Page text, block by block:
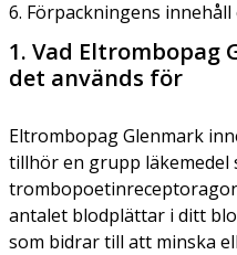
6. Förpackningens
1. Vad Eltrombopag
det används för
Eltrombopag Glenmark
tillhör en grupp läkemedel
antalet blodplättar i ditt
som bidrar till att minska